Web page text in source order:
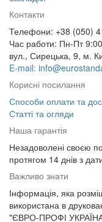
Контакти
Телефони: +38 (050)
Час работи: Пн-Пт
вул., Сирецька, 9, м.
E-mail:
Корисні посилання
Способи оплати та
Статті та огляди
Наша гарантія
Незадоволені своєю
протягом 14 днів з
Важливо знати
Інформація, яка
використана в
"ЄВРО-ПРОФІ